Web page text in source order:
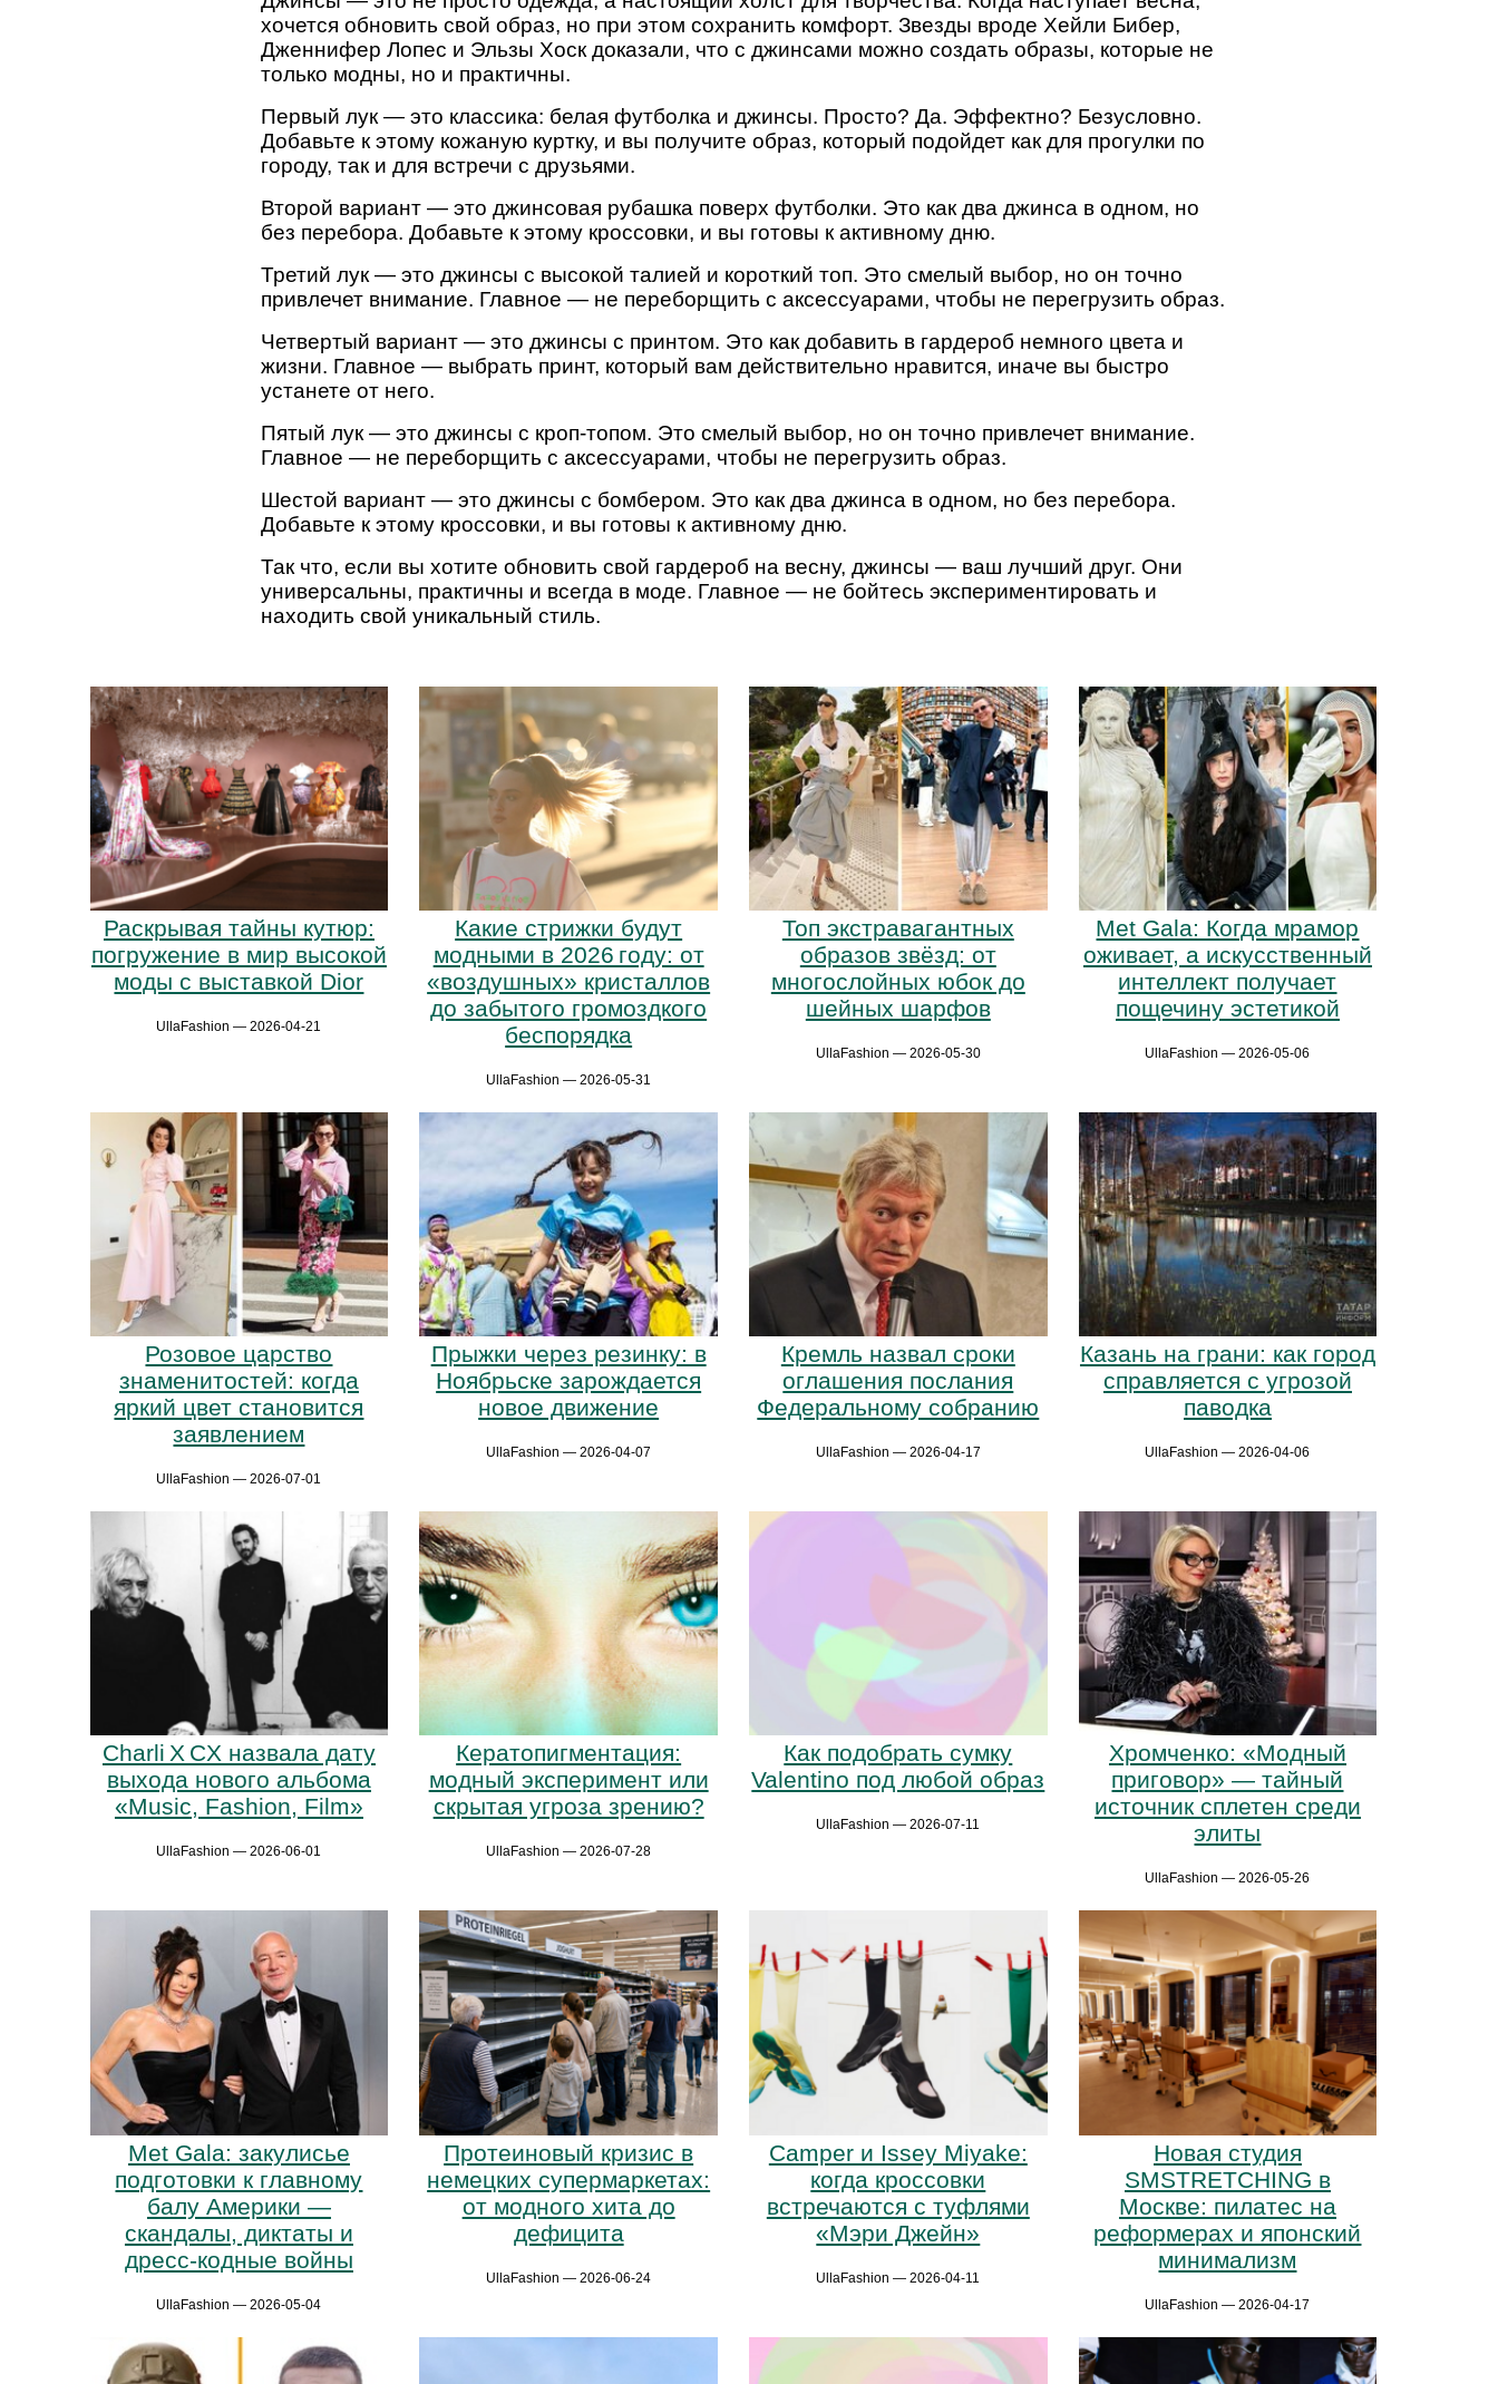
хочется обновить свой образ, но при этом сохранить комфорт. Звезды вроде Хейли Бибер,
Дженнифер Лопес и Эльзы Хоск доказали, что с джинсами можно создать образы, которые не
только модны, но и практичны.
Первый лук — это классика: белая футболка и джинсы. Просто? Да. Эффектно? Безусловно.
Добавьте к этому кожаную куртку, и вы получите образ, который подойдет как для прогулки по
городу, так и для встречи с друзьями.
Второй вариант — это джинсовая рубашка поверх футболки. Это как два джинса в одном, но
без перебора. Добавьте к этому кроссовки, и вы готовы к активному дню.
Третий лук — это джинсы с высокой талией и короткий топ. Это смелый выбор, но он точно
привлечет внимание. Главное — не переборщить с аксессуарами, чтобы не перегрузить образ.
Четвертый вариант — это джинсы с принтом. Это как добавить в гардероб немного цвета и
жизни. Главное — выбрать принт, который вам действительно нравится, иначе вы быстро
устанете от него.
Пятый лук — это джинсы с кроп-топом. Это смелый выбор, но он точно привлечет внимание.
Главное — не переборщить с аксессуарами, чтобы не перегрузить образ.
Шестой вариант — это джинсы с бомбером. Это как два джинса в одном, но без перебора.
Добавьте к этому кроссовки, и вы готовы к активному дню.
Так что, если вы хотите обновить свой гардероб на весну, джинсы — ваш лучший друг. Они
универсальны, практичны и всегда в моде. Главное — не бойтесь экспериментировать и
находить свой уникальный стиль.
Раскрывая тайны кутюр:
погружение в мир высокой
моды с выставкой Dior
UllaFashion — 2026-04-21
Какие стрижки будут
модными в 2026 году: от
«воздушных» кристаллов
до забытого громоздкого
беспорядка
UllaFashion — 2026-05-31
Топ экстравагантных
образов звёзд: от
многослойных юбок до
шейных шарфов
UllaFashion — 2026-05-30
Met Gala: Когда мрамор
оживает, а искусственный
интеллект получает
пощечину эстетикой
UllaFashion — 2026-05-06
Розовое царство
знаменитостей: когда
яркий цвет становится
заявлением
UllaFashion — 2026-07-01
Прыжки через резинку: в
Ноябрьске зарождается
новое движение
UllaFashion — 2026-04-07
Кремль назвал сроки
оглашения послания
Федеральному собранию
UllaFashion — 2026-04-17
Казань на грани: как город
справляется с угрозой
паводка
UllaFashion — 2026-04-06
Charli X CX назвала дату
выхода нового альбома
«Music, Fashion, Film»
UllaFashion — 2026-06-01
Кератопигментация:
модный эксперимент или
скрытая угроза зрению?
UllaFashion — 2026-07-28
Как подобрать сумку
Valentino под любой образ
UllaFashion — 2026-07-11
Хромченко: «Модный
приговор» — тайный
источник сплетен среди
элиты
UllaFashion — 2026-05-26
Met Gala: закулисье
подготовки к главному
балу Америки —
скандалы, диктаты и
дресс-кодные войны
UllaFashion — 2026-05-04
Протеиновый кризис в
немецких супермаркетах:
от модного хита до
дефицита
UllaFashion — 2026-06-24
Camper и Issey Miyake:
когда кроссовки
встречаются с туфлями
«Мэри Джейн»
UllaFashion — 2026-04-11
Новая студия
SMSTRETCHING в
Москве: пилатес на
реформерах и японский
минимализм
UllaFashion — 2026-04-17